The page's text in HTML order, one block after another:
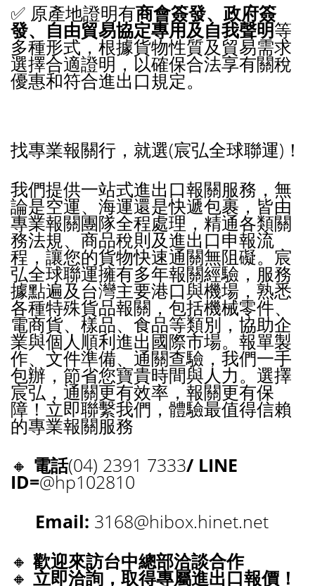
✅ 原產地證明有商會簽發、政府簽
發、自由貿易協定專用及自我聲明等
多種形式，根據貨物性質及貿易需求
選擇合適證明，以確保合法享有關稅
優惠和符合進出口規定。
找專業報關行，就選(宸弘全球聯運)！
我們提供一站式進出口報關服務，無
論是空運、海運還是快遞包裹，皆由
專業報關團隊全程處理，精通各類關
務法規、商品稅則及進出口申報流
程，讓您的貨物快速通關無阻礙。宸
弘全球聯運擁有多年報關經驗，服務
據點遍及台灣主要港口與機場，熟悉
各種特殊貨品報關，包括機械零件、
電商貨、樣品、食品等類別，協助企
業與個人順利進出國際市場。報單製
作、文件準備、通關查驗，我們一手
包辦，節省您寶貴時間與人力。選擇
宸弘，通關更有效率，報關更有保
障！立即聯繫我們，體驗最值得信賴
的專業報關服務
🔸 電話(04) 2391 7333/ LINE
ID=@hp102810
Email: 3168@hibox.hinet.net
🔸 歡迎來訪台中總部洽談合作
🔸 立即洽詢，取得專屬進出口報價！